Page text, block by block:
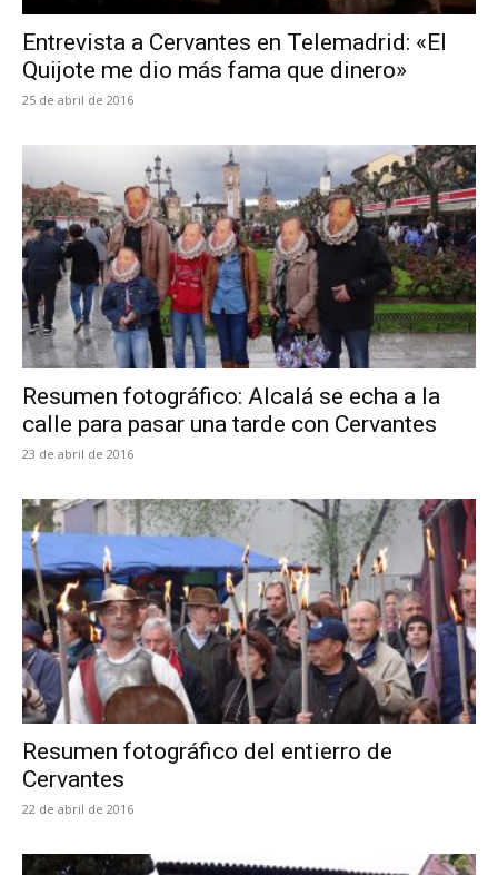
Entrevista a Cervantes en Telemadrid: «El
Quijote me dio más fama que dinero»
25 de abril de 2016
Resumen fotográfico: Alcalá se echa a la
calle para pasar una tarde con Cervantes
23 de abril de 2016
Resumen fotográfico del entierro de
Cervantes
22 de abril de 2016